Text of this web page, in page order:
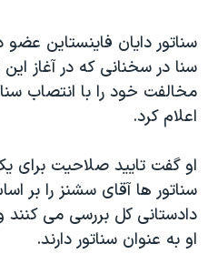
سناتور دایان فاینستاین
سنا در سخنانی که در آغاز
مخالفت خود را با انتصاب
اعلام کرد.
او گفت تایید صلاحیت برای
سناتور ها آقای سشنز را بر
دادستانی کل بررسی می کنند
او به عنوان سناتور دارند.